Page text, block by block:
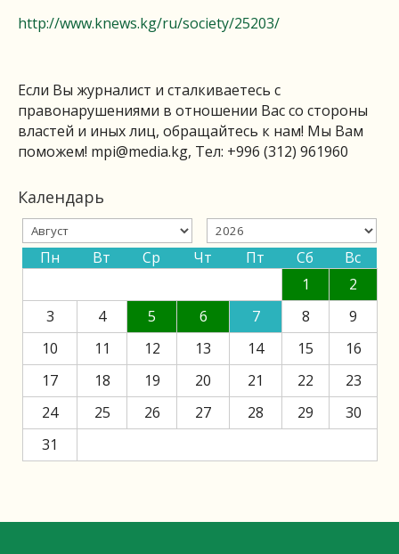
http://www.knews.kg/ru/society/25203/
Если Вы журналист и сталкиваетесь с
правонарушениями в отношении Вас со стороны
властей и иных лиц, обращайтесь к нам! Мы Вам
поможем! mpi@media.kg, Тел: +996 (312) 961960
Календарь
Пн Вт Ср Чт Пт Сб
Вс
1
2
3
4 5 6 7 8
9
10
11 12 13 14 15
16
17
18 19 20 21 22
23
24
25 26 27 28 29
30
31